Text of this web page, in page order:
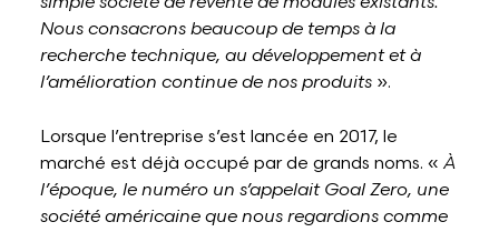
Nous consacrons beaucoup de temps à la
recherche technique, au développement et à
l’amélioration continue de nos produits ».
Lorsque l’entreprise s’est lancée en 2017, le
marché est déjà occupé par de grands noms. « À
l’époque, le numéro un s’appelait Goal Zero, une
société américaine que nous regardions comme